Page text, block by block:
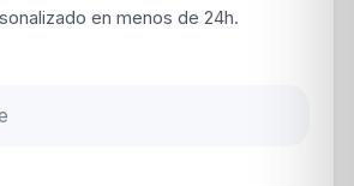
en menos de 24h.